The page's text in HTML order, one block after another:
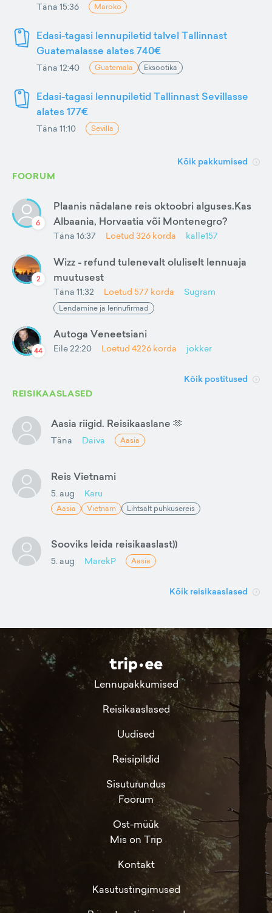
Täna 15:36 Maroko
Edasi-tagasi lennupiletid talvel Tallinnast
Guatemalasse alates 740€
Täna 12:40 Guatemala Eksootika
Edasi-tagasi lennupiletid Tallinnast Sevillasse
alates 177€
Täna 11:10 Sevilla
Kõik pakkumised
FOORUM
6
Plaanis nädalane reis oktoobri alguses.Kas
Albaania, Horvaatia või Montenegro?
Täna 16:37 Loetud 326 korda kalle157
2
Wizz - refund tulenevalt oluliselt lennuaja
muutusest
Täna 11:32 Loetud 577 korda Sugram
Lendamine ja lennufirmad
44
Autoga Veneetsiani
Eile 22:20 Loetud 4226 korda jokker
Kõik postitused
REISIKAASLASED
Aasia riigid. Reisikaaslane 🫶
Täna Daiva Aasia
Reis Vietnami
5. aug Karu
Aasia Vietnam Lihtsalt puhkusereis
Sooviks leida reisikaaslast))
5. aug MarekP Aasia
Kõik reisikaaslased
Lennupakkumised
Reisikaaslased
Uudised
Reisipildid
Sisuturundus
Foorum
Ost-müük
Mis on Trip
Kontakt
Kasutustingimused